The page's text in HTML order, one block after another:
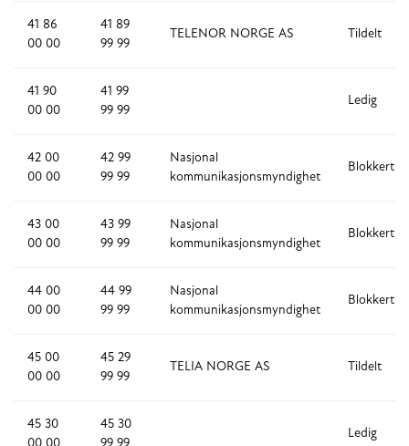
41 86
00 00
41 89
99 99
TELENOR NORGE AS Tildelt
41 90
00 00
41 99
99 99
Ledig
42 00
00 00
42 99
99 99
Nasjonal
kommunikasjonsmyndighet
Blokkert
43 00
00 00
43 99
99 99
Nasjonal
kommunikasjonsmyndighet
Blokkert
44 00
00 00
44 99
99 99
Nasjonal
kommunikasjonsmyndighet
Blokkert
45 00
00 00
45 29
99 99
TELIA NORGE AS Tildelt
45 30
45 30
Ledig